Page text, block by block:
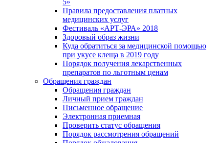
5»
Правила предоставления платных
медицинских услуг
Фестиваль «АРТ-ЭРА» 2018
Здоровый образ жизни
Куда обратиться за медицинской помощью
при укусе клеща в 2019 году
Порядок получения лекарственных
препаратов по льготным ценам
Обращения граждан
Обращения граждан
Личный прием граждан
Письменное обращение
Электронная приемная
Проверить статус обращения
Порядок рассмотрения обращений